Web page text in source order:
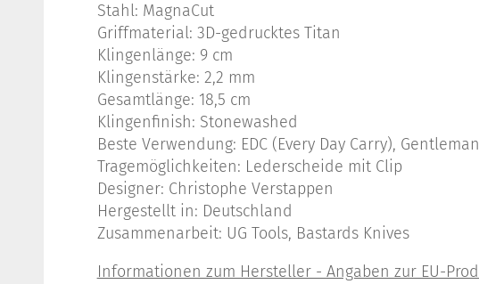
Stahl: MagnaCut
Griffmaterial: 3D-gedrucktes Titan
Klingenlänge: 9 cm
Klingenstärke: 2,2 mm
Gesamtlänge: 18,5 cm
Klingenfinish: Stonewashed
Beste Verwendung: EDC (Every Day Carry), Gentleman
Tragemöglichkeiten: Lederscheide mit Clip
Designer: Christophe Verstappen
Hergestellt in: Deutschland
Zusammenarbeit: UG Tools, Bastards Knives